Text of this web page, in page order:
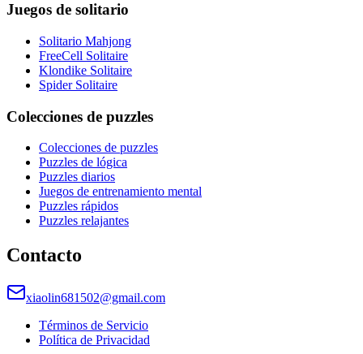
Juegos de solitario
Solitario Mahjong
FreeCell Solitaire
Klondike Solitaire
Spider Solitaire
Colecciones de puzzles
Colecciones de puzzles
Puzzles de lógica
Puzzles diarios
Juegos de entrenamiento mental
Puzzles rápidos
Puzzles relajantes
Contacto
xiaolin681502@gmail.com
Términos de Servicio
Política de Privacidad